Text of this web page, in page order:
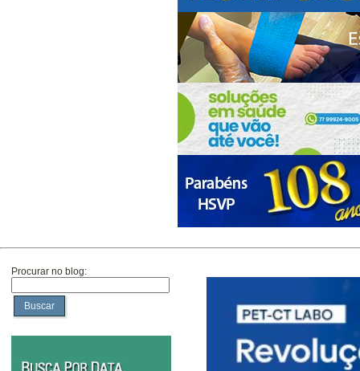
Procurar no blog:
Buscar